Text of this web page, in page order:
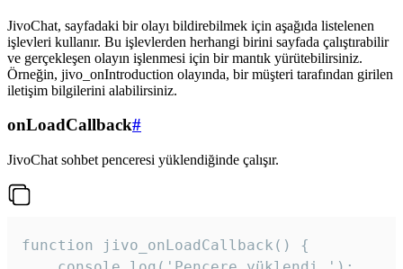
JivoChat, sayfadaki bir olayı bildirebilmek için aşağıda listelenen
işlevleri kullanır. Bu işlevlerden herhangi birini sayfada çalıştırabilir
ve gerçekleşen olayın işlenmesi için bir mantık yürütebilirsiniz.
Örneğin, jivo_onIntroduction olayında, bir müşteri tarafından girilen
iletişim bilgilerini alabilirsiniz.
onLoadCallback#
JivoChat sohbet penceresi yüklendiğinde çalışır.
function jivo_onLoadCallback() {